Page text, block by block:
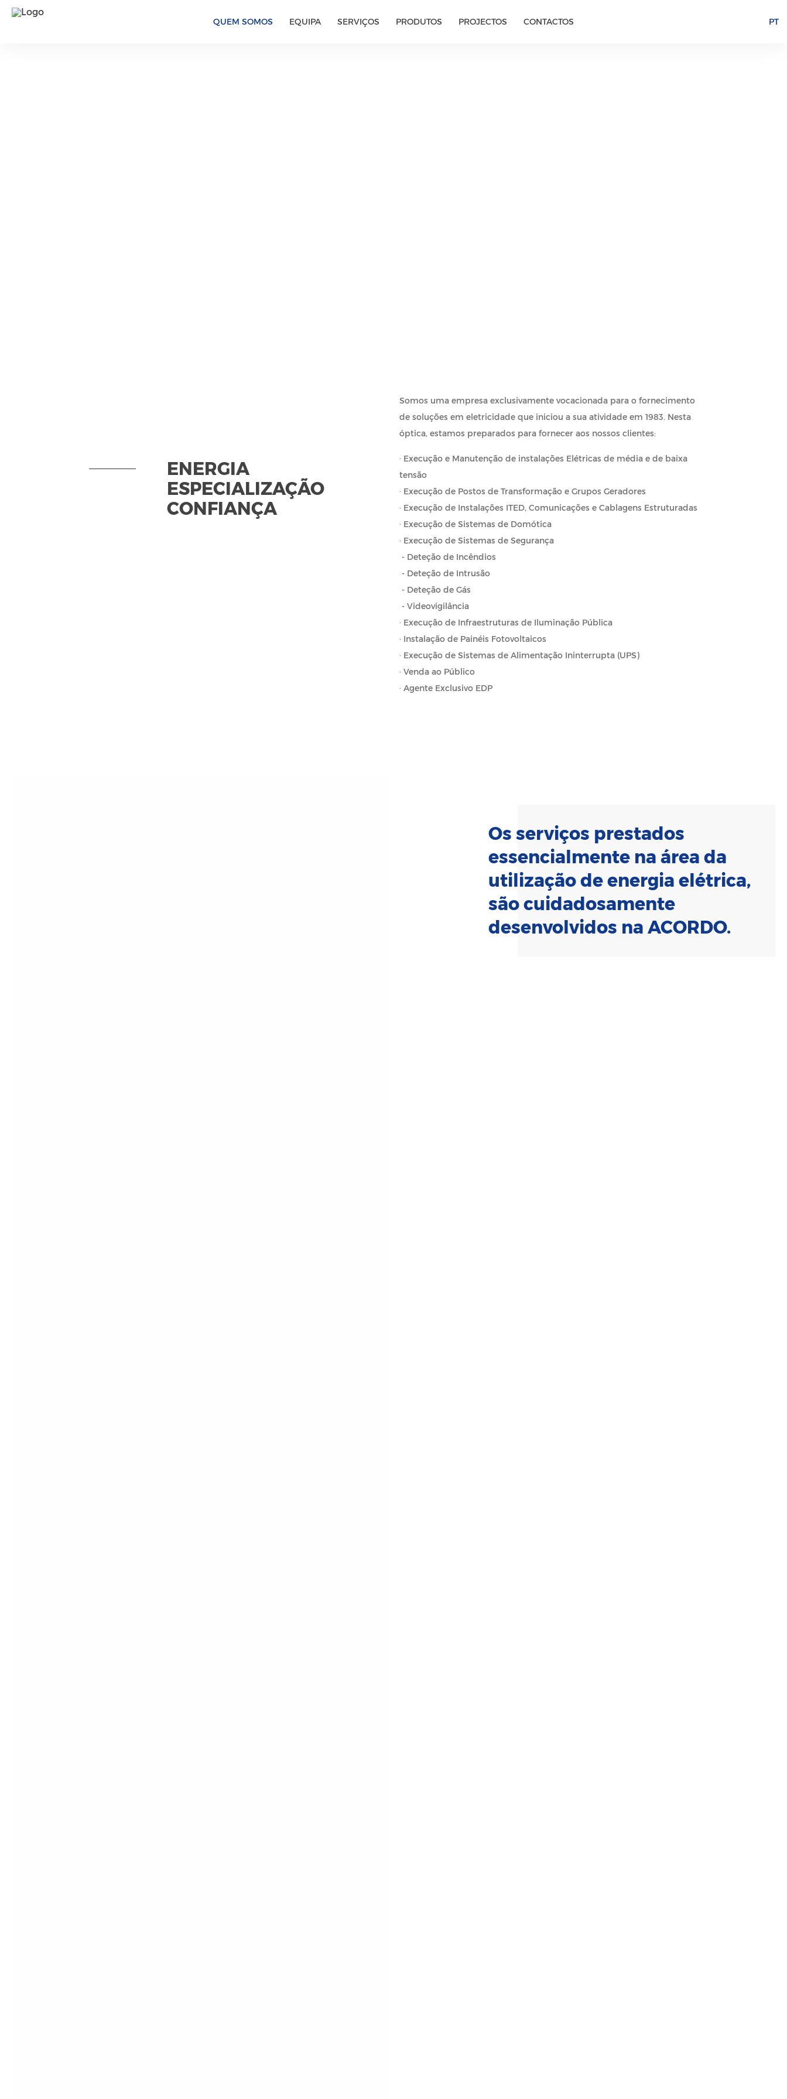
PT
QUEM SOMOS EQUIPA
SERVIÇOS
PRODUTOS PROJECTOS CONTACTOS
ENERGIA
ESPECIALIZAÇÃO
CONFIANÇA
Somos uma empresa exclusivamente vocacionada para o fornecimento
de soluções em eletricidade que iniciou a sua atividade em 1983. Nesta
óptica, estamos preparados para fornecer aos nossos clientes:
· Execução e Manutenção de instalações Elétricas de média e de baixa
tensão
· Execução de Postos de Transformação e Grupos Geradores
· Execução de Instalações ITED, Comunicações e Cablagens Estruturadas
· Execução de Sistemas de Domótica
· Execução de Sistemas de Segurança
- Deteção de Incêndios
- Deteção de Intrusão
- Deteção de Gás
- Videovigilância
· Execução de Infraestruturas de Iluminação Pública
· Instalação de Painéis Fotovoltaicos
· Execução de Sistemas de Alimentação Ininterrupta (UPS)
· Venda ao Público
· Agente Exclusivo EDP
Os serviços prestados
essencialmente na área da
utilização de energia elétrica,
são cuidadosamente
desenvolvidos na ACORDO.